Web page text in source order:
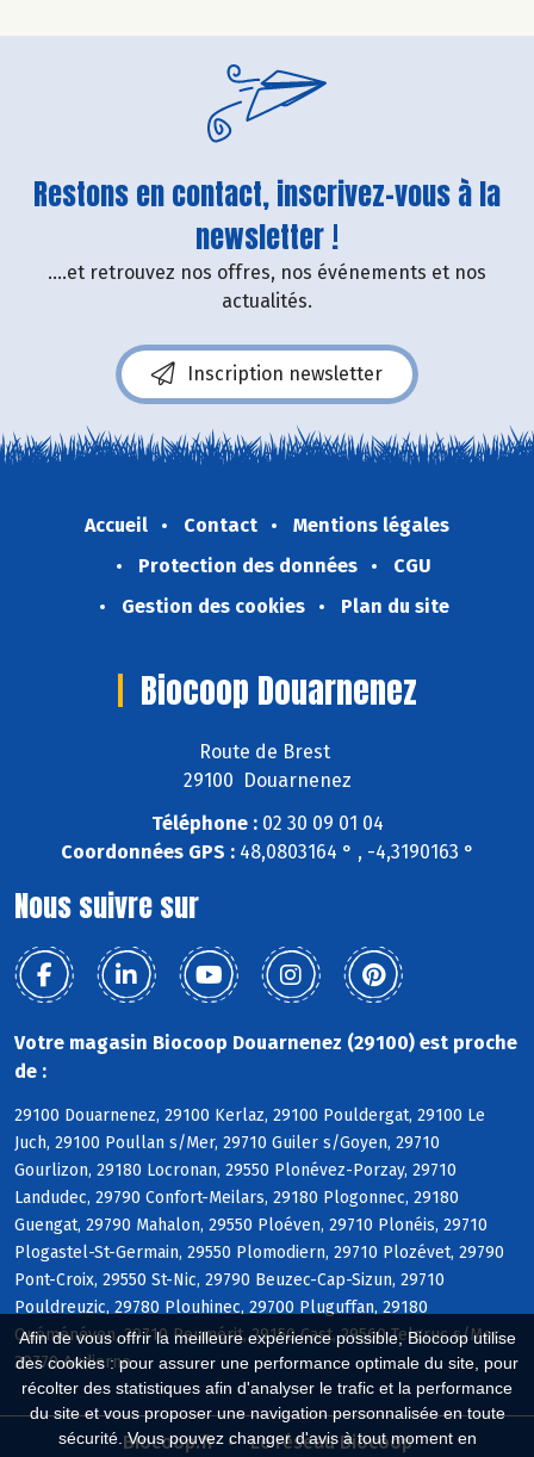
Afin de vous offrir la meilleure expérience possible, Biocoop utilise
des cookies : pour assurer une performance optimale du site, pour
récolter des statistiques afin d'analyser le trafic et la performance
du site et vous proposer une navigation personnalisée en toute
sécurité. Vous pouvez changer d'avis à tout moment en
Restons en contact, inscrivez-vous à la
newsletter !
....et retrouvez nos offres, nos événements et nos
actualités.
Inscription newsletter
Accueil Contact
Mentions légales
Protection des données
CGU
Gestion des cookies
Plan du site
Biocoop Douarnenez
Route de Brest
29100 Douarnenez
Téléphone :02 30 09 01 04
Coordonnées GPS :48,0803164 ° , -4,3190163 °
Nous suivre sur
Votre magasin Biocoop Douarnenez (29100) est proche
de :
29100 Douarnenez, 29100 Kerlaz, 29100 Pouldergat, 29100 Le
Juch, 29100 Poullan s/Mer, 29710 Guiler s/Goyen, 29710
Gourlizon, 29180 Locronan, 29550 Plonévez-Porzay, 29710
Landudec, 29790 Confort-Meilars, 29180 Plogonnec, 29180
Guengat, 29790 Mahalon, 29550 Ploéven, 29710 Plonéis, 29710
Plogastel-St-Germain, 29550 Plomodiern, 29710 Plozévet, 29790
Pont-Croix, 29550 St-Nic, 29790 Beuzec-Cap-Sizun, 29710
Pouldreuzic, 29780 Plouhinec, 29700 Pluguffan, 29180
Quéménéven, 29710 Peumérit, 29150 Cast, 29560 Telgruc s/Mer,
29770 Audierne
Biocoop.fr Le réseau Biocoop